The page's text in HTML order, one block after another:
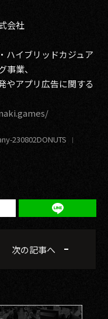
会社
イブリッドカジュア
業、
リ広告に関する
230802DONUTS
次の記事へ